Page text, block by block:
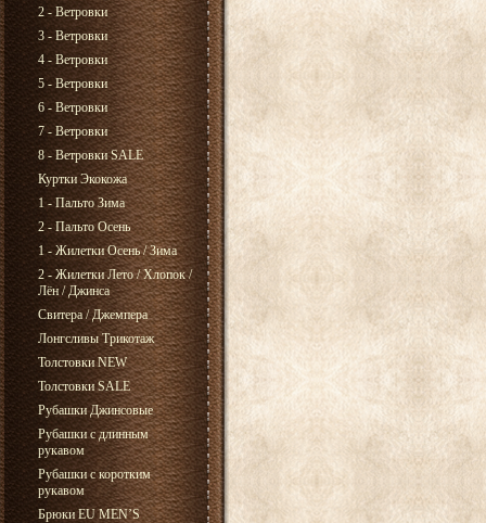
2 - Ветровки
3 - Ветровки
4 - Ветровки
5 - Ветровки
6 - Ветровки
7 - Ветровки
8 - Ветровки SALE
Куртки Экокожа
1 - Пальто Зима
2 - Пальто Осень
1 - Жилетки Осень / Зима
2 - Жилетки Лето / Хлопок /
Лён / Джинса
Свитера / Джемпера
Лонгсливы Трикотаж
Толстовки NEW
Толстовки SALE
Рубашки Джинсовые
Рубашки с длинным
рукавом
Рубашки с коротким
рукавом
Брюки EU MEN’S